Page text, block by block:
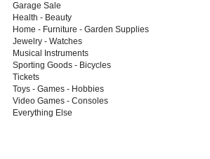
Garage Sale
Health - Beauty
Home - Furniture - Garden Supplies
Jewelry - Watches
Musical Instruments
Sporting Goods - Bicycles
Tickets
Toys - Games - Hobbies
Video Games - Consoles
Everything Else